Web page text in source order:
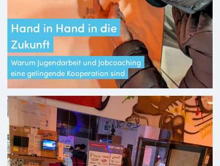
Hand in Hand in die
Zukunft
Warum Jugendarbeit und Jobcoaching
eine gelingende Kooperation sind